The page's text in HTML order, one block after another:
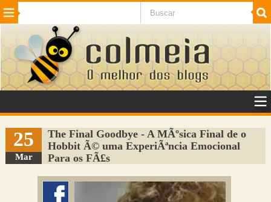
Beleza Cinema e TV
Internet Jogos NotÃ­cias SaÃºde
VeÃ­culos Adulto
Sugerir Link
Adicionar Blog
Colmeia Exchange
25
Mar
The Final Goodbye - A MÃºsica Final de o
Hobbit Ã© uma ExperiÃªncia Emocional
Para os FÃ£s